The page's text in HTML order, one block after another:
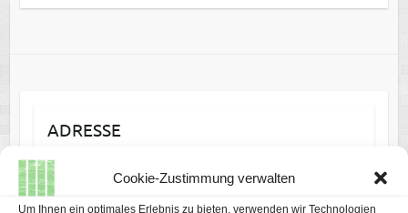
Cookie-Zustimmung verwalten
Um Ihnen ein optimales Erlebnis zu bieten, verwenden wir Technologien
ADRESSE
Fritzenwiese 42
29221 Celle